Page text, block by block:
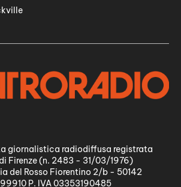
giornalistica radiodiffusa registrata
Firenze (n. 2483 - 31/03/1976)
del Rosso Fiorentino 2/b - 50142
P. IVA 03353190485